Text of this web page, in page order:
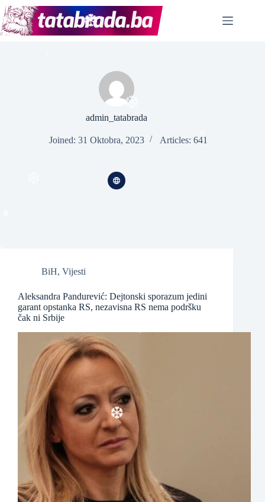
Skip
to
content
admin_tatabrada
Joined: 31 Oktobra, 2023 Articles: 641
BiH, Vijesti
Aleksandra Pandurević: Dejtonski sporazum jedini
garant opstanka RS, nezavisna RS nema podršku
čak ni Srbije
❆
❆
❆
❆
❆